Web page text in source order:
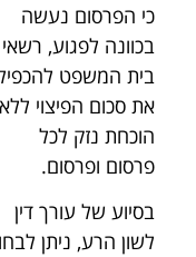
כי הפרסום נעשה
בכוונה לפגוע, רשאי
בית המשפט
את סכום הפיצוי ללא
הוכחת נזק לכל
פרסום ופרסום.
בסיוע של עורך דין
לשון הרע, ניתן